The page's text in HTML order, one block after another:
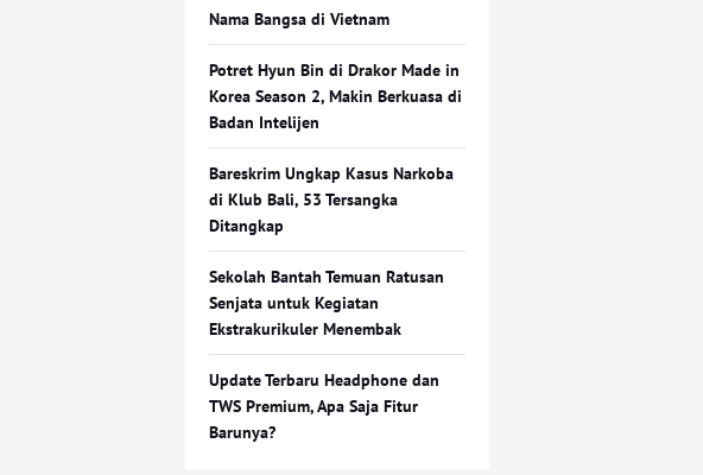
Nama Bangsa di Vietnam
Potret Hyun Bin di Drakor Made in
Korea Season 2, Makin Berkuasa di
Badan Intelijen
Bareskrim Ungkap Kasus Narkoba
di Klub Bali, 53 Tersangka
Ditangkap
Sekolah Bantah Temuan Ratusan
Senjata untuk Kegiatan
Ekstrakurikuler Menembak
Update Terbaru Headphone dan
TWS Premium, Apa Saja Fitur
Barunya?